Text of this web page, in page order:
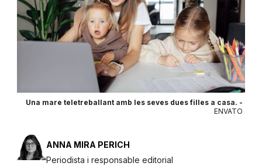
Una mare teletreballant amb les seves dues filles a casa. -
ENVATO
ANNA MIRA PERICH
Periodista i responsable editorial